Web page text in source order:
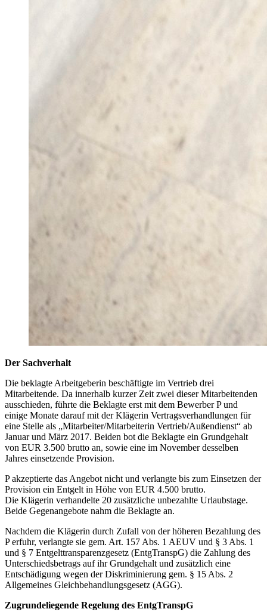
Der Sachverhalt
Die beklagte Arbeitgeberin beschäftigte im Vertrieb drei
Mitarbeitende. Da innerhalb kurzer Zeit zwei dieser Mitarbeitenden
ausschieden, führte die Beklagte erst mit dem Bewerber P und
einige Monate darauf mit der Klägerin Vertragsverhandlungen für
eine Stelle als „Mitarbeiter/Mitarbeiterin Vertrieb/Außendienst“ ab
Januar und März 2017. Beiden bot die Beklagte ein Grundgehalt
von EUR 3.500 brutto an, sowie eine im November desselben
Jahres einsetzende Provision.
P akzeptierte das Angebot nicht und verlangte bis zum Einsetzen der
Provision ein Entgelt in Höhe von EUR 4.500 brutto.
Die Klägerin verhandelte 20 zusätzliche unbezahlte Urlaubstage.
Beide Gegenangebote nahm die Beklagte an.
Nachdem die Klägerin durch Zufall von der höheren Bezahlung des
P erfuhr, verlangte sie gem. Art. 157 Abs. 1 AEUV und § 3 Abs. 1
und § 7 Entgelttransparenzgesetz (EntgTranspG) die Zahlung des
Unterschiedsbetrags auf ihr Grundgehalt und zusätzlich eine
Entschädigung wegen der Diskriminierung gem. § 15 Abs. 2
Allgemeines Gleichbehandlungsgesetz (AGG).
Zugrundeliegende Regelung des EntgTranspG